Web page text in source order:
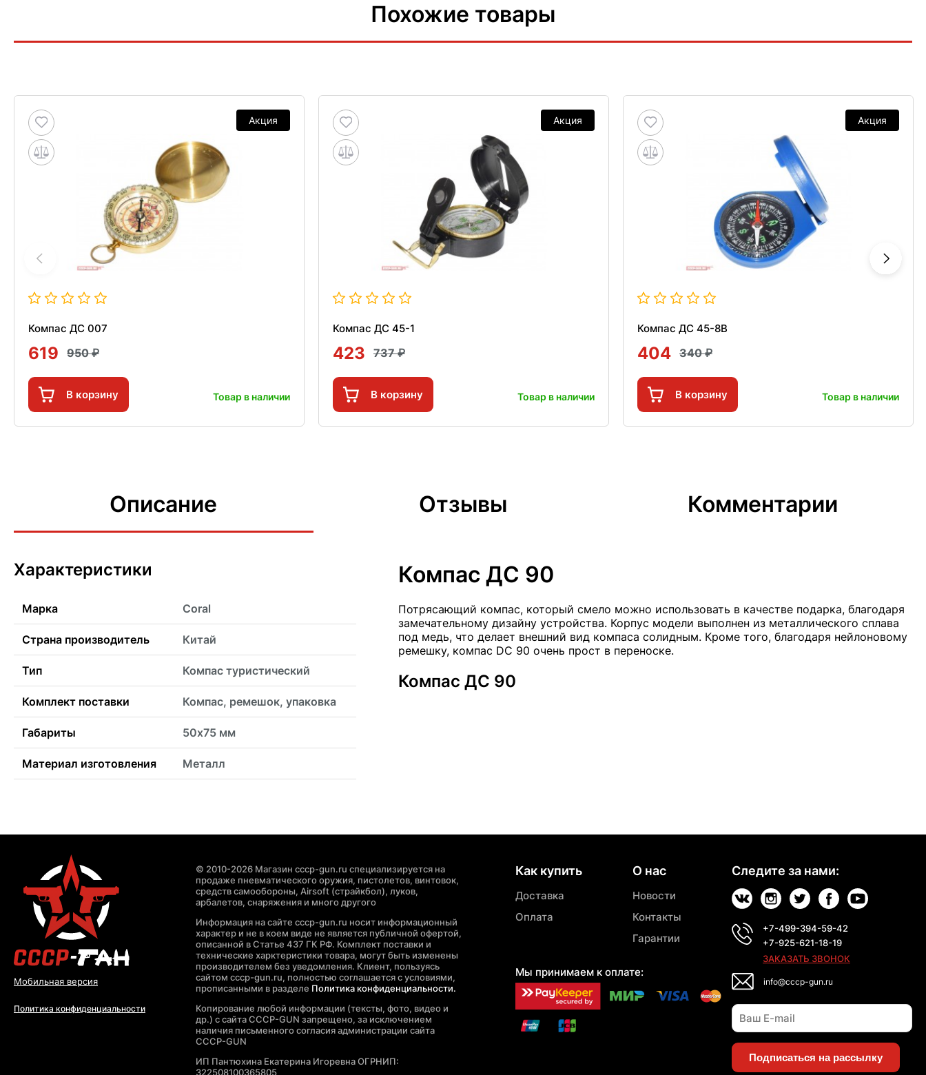
Похожие товары
Акция
Компас ДС 007
619 950
В корзину Товар в наличии
Акция
Компас ДС 45-1
423 737
В корзину Товар в наличии
Акция
Компас ДС 45-8В
404 340
В корзину Товар в наличии
Описание Отзывы Комментарии
Характеристики
Марка Coral
Страна производитель Китай
Тип Компас туристический
Комплект поставки Компас, ремешок, упаковка
Габариты 50х75 мм
Материал изготовления Металл
Компас ДС 90
Потрясающий компас, который смело можно использовать в качестве подарка, благодаря
замечательному дизайну устройства. Корпус модели выполнен из металлического сплава
под медь, что делает внешний вид компаса солидным. Кроме того, благодаря нейлоновому
ремешку, компас DC 90 очень прост в переноске.
Компас ДС 90
Мобильная версия
Политика конфиденциальности
© 2010-2026 Магазин cccp-gun.ru специализируется на
продаже пневматического оружия, пистолетов, винтовок,
средств самообороны, Airsoft (страйкбол), луков,
арбалетов, снаряжения и много другого
Информация на сайте cccp-gun.ru носит информационный
характер и не в коем виде не является публичной офертой,
описанной в Статье 437 ГК РФ. Комплект поставки и
технические харктеристики товара, могут быть изменены
производителем без уведомления. Клиент, пользуясь
сайтом cccp-gun.ru, полностью соглашается с условиями,
прописанными в разделе Политика конфиденциальности.
Копирование любой информации (тексты, фото, видео и
др.) с сайта CCCP-GUN запрещено, за исключением
наличия письменного согласия администрации сайта
CCCP-GUN
ИП Пантюхина Екатерина Игоревна ОГРНИП:
322508100365805
Как купить
Доставка
Оплата
Мы принимаем к оплате:
О нас
Новости
Контакты
Гарантии
Следите за нами:
+7-499-394-59-42
+7-925-621-18-19
ЗАКАЗАТЬ ЗВОНОК
info@cccp-gun.ru
Подписаться на рассылку